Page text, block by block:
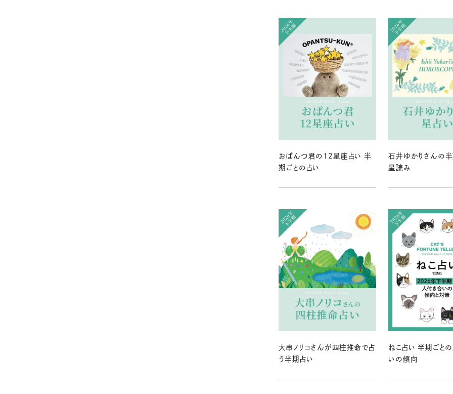
おぱんつ君の12星座占い 半
期ごとの占い
石井ゆかりさんの
星読み
大串ノリコさんが四柱推命で占
う半期占い
ねこ占い 半期ごと
いの傾向